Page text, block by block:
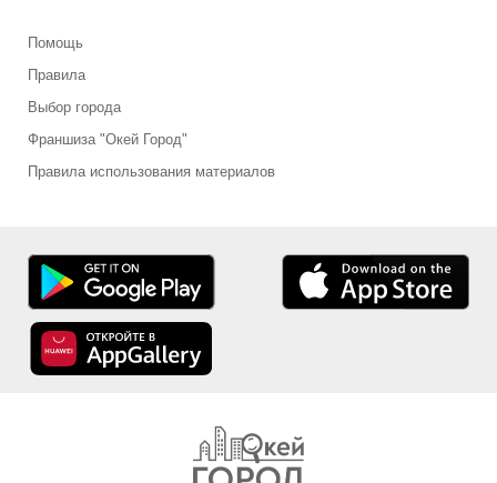
Помощь
Правила
Выбор города
Франшиза "Окей Город"
Правила использования материалов